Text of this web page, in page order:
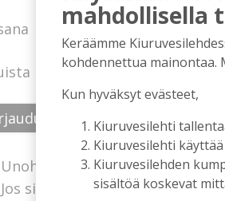
minut
Unohtuiko salasana?
Jos sinulla ei ole vielä tunnusta,
mahdollisella
Keräämme
kohdennettua mainontaa.
Kun hyväksyt evästeet,
Kiuruvesilehti
Kiuruvesilehti
Kiuruvesilehden
sisältöä koskevat